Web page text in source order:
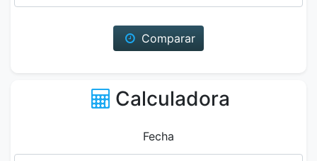
Comparar
Calculadora
Fecha